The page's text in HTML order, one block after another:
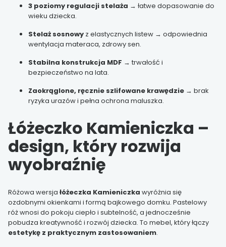
3 poziomy regulacji stelaża → łatwe dopasowanie do
wieku dziecka.
Stelaż sosnowy z elastycznych listew → odpowiednia
wentylacja materaca, zdrowy sen.
Stabilna konstrukcja MDF → trwałość i
bezpieczeństwo na lata.
Zaokrąglone, ręcznie szlifowane krawędzie → brak
ryzyka urazów i pełna ochrona maluszka.
Łóżeczko Kamieniczka –
design, który rozwija
wyobraźnię
Różowa wersja łóżeczka Kamieniczka wyróżnia się
ozdobnymi okienkami i formą bajkowego domku. Pastelowy
róż wnosi do pokoju ciepło i subtelność, a jednocześnie
pobudza kreatywność i rozwój dziecka. To mebel, który łączy
estetykę z praktycznym zastosowaniem.